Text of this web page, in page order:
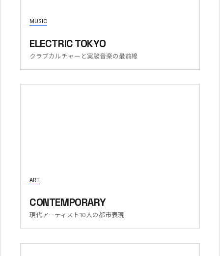
MUSIC
ELECTRIC TOKYO
クラブカルチャーと実験音楽の最前線
ART
CONTEMPORARY
現代アーティスト10人の都市表現